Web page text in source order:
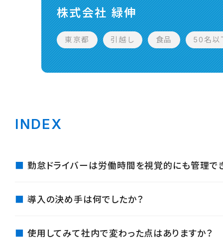
株式会社 緑伸
東京都 引越し 食品 50名以
INDEX
勤怠ドライバーは労働時間を視覚的にも管理
導入の決め手は何でしたか？
使用してみて社内で変わった点はありますか？